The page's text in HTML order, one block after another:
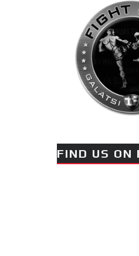
FIND US ON